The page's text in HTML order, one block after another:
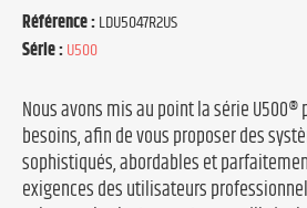
Référence :LDU5047R2US
Série :U500
Nous avons mis au point la série U500®
besoins, afin de vous proposer des
sophistiqués, abordables et
exigences des utilisateurs